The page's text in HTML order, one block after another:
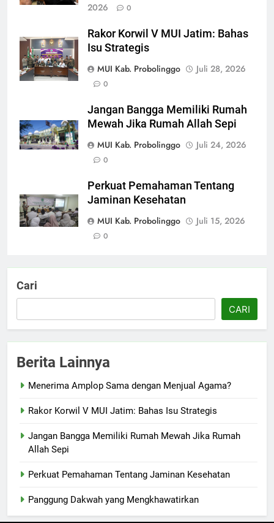
2026
0
Rakor Korwil V MUI Jatim: Bahas
Isu Strategis
MUI Kab. Probolinggo
Juli 28, 2026
0
Jangan Bangga Memiliki Rumah
Mewah Jika Rumah Allah Sepi
MUI Kab. Probolinggo
Juli 24, 2026
0
Perkuat Pemahaman Tentang
Jaminan Kesehatan
MUI Kab. Probolinggo
Juli 15, 2026
0
Cari
CARI
Berita Lainnya
Menerima Amplop Sama dengan Menjual Agama?
Rakor Korwil V MUI Jatim: Bahas Isu Strategis
Jangan Bangga Memiliki Rumah Mewah Jika Rumah
Allah Sepi
Perkuat Pemahaman Tentang Jaminan Kesehatan
Panggung Dakwah yang Mengkhawatirkan